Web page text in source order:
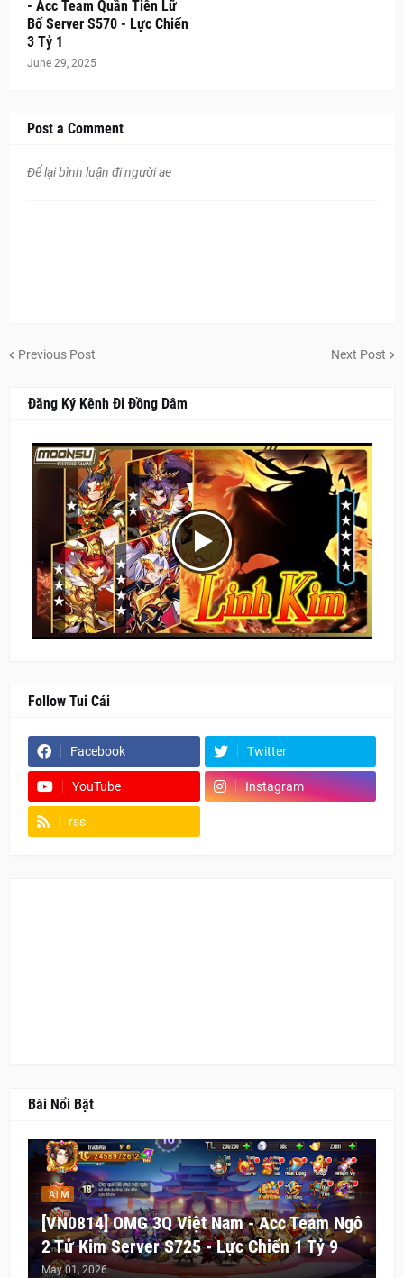
- Acc Team Quần Tiên Lữ
Bố Server S570 - Lực Chiến
3 Tỷ 1
June 29, 2025
Post a Comment
Để lại bình luận đi người ae
Previous Post Next Post
Đăng Ký Kênh Đi Đồng Dâm
Follow Tui Cái
Facebook Twitter
YouTube Instagram
rss
Bài Nổi Bật
ATM
[VN0814] OMG 3Q Việt Nam - Acc Team Ngô
2 Tử Kim Server S725 - Lực Chiến 1 Tỷ 9
May 01, 2026